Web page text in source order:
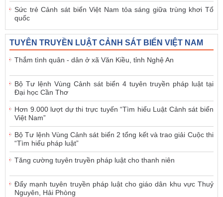
Sức trẻ Cảnh sát biển Việt Nam tỏa sáng giữa trùng khơi Tổ
quốc
TUYÊN TRUYỀN LUẬT CẢNH SÁT BIỂN VIỆT NAM
Thắm tình quân - dân ở xã Văn Kiều, tỉnh Nghệ An
Bộ Tư lệnh Vùng Cảnh sát biển 4 tuyên truyền pháp luật tại
Đại học Cần Thơ
Hơn 9.000 lượt dự thi trực tuyến “Tìm hiểu Luật Cảnh sát biển
Việt Nam”
Bộ Tư lệnh Vùng Cảnh sát biển 2 tổng kết và trao giải Cuộc thi
“Tìm hiểu pháp luật”
Tăng cường tuyên truyền pháp luật cho thanh niên
Đẩy mạnh tuyên truyền pháp luật cho giáo dân khu vực Thuỷ
Nguyên, Hải Phòng